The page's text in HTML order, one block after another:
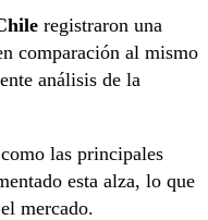
registraron una
comparación al mismo
análisis de la
las principales
esta alza, lo que
mercado.